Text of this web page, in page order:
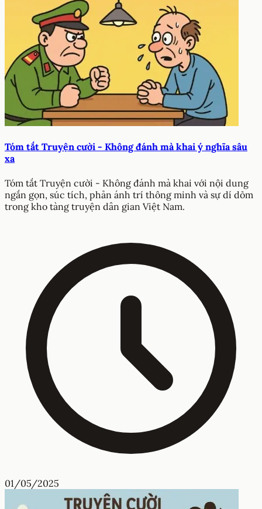
Tóm tắt Truyện cười - Không đánh mà khai ý nghĩa sâu
xa
Tóm tắt Truyện cười - Không đánh mà khai với nội dung
ngắn gọn, súc tích, phản ánh trí thông minh và sự dí dỏm
trong kho tàng truyện dân gian Việt Nam.
01/05/2025